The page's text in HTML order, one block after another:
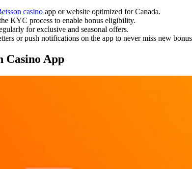
casino app or website optimized for Canada.
KYC process to enable bonus eligibility.
for exclusive and seasonal offers.
or push notifications on the app to never miss new
Casino App